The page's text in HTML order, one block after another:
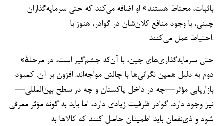
باثبات، محتاط هستند.» او اضافه می‌کند که حتی سرمایه‌گذاران
چینی، با وجود منافع کلان‌شان در گوادر، هنوز با
احتیاط عمل می‌کنند.
«حتی سرمایه‌گذاری‌های چین، با آن‌که چشم‌گیر است، در مرحلهٔ
دوم به دلیل همین نگرانی‌ها با چالش مواجه‌اند. افزون بر آن، کمبود
بازاریابی مؤثر—چه در داخل پاکستان و چه در سطح بین‌المللی—
نیز وجود دارد. گوادر ظرفیت زیادی دارد، اما باید به گونه مؤثر معرفی
شود و ذی‌نفعان باید اطمینان حاصل کنند که کالاها به